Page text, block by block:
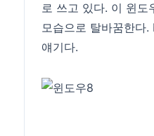
로 쓰고 있다. 이 윈도
모습으로 탈바꿈한다.
얘기다.